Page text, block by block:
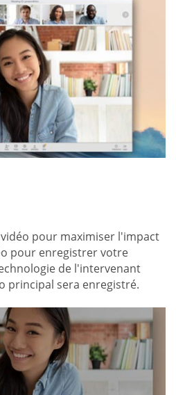
pour maximiser l'impact
pour enregistrer votre
de l'intervenant
principal sera enregistré.